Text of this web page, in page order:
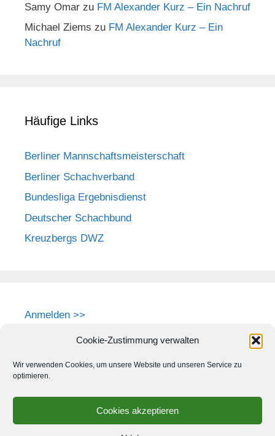
Cookie-Zustimmung verwalten
Wir verwenden Cookies, um unsere Website und unseren Service zu
optimieren.
Cookies akzeptieren
Samy Omar zu FM Alexander Kurz – Ein Nachruf
Michael Ziems zu FM Alexander Kurz – Ein
Nachruf
Häufige Links
Berliner Mannschaftsmeisterschaft
Berliner Schachverband
Bundesliga Ergebnisdienst
Deutscher Schachbund
Kreuzbergs DWZ
Anmelden >>